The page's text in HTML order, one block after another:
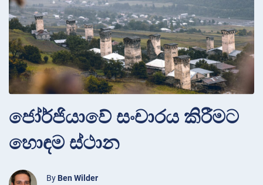
ජෝර්ජියාවේ සංචාරය කිරීමට
හොඳම ස්ථාන
By Ben Wilder